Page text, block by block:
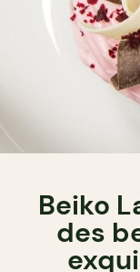
Beiko
des